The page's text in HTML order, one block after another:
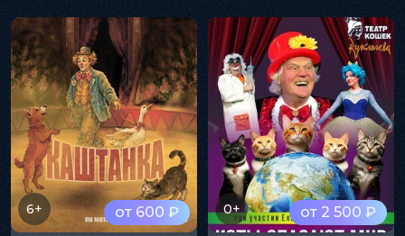
от 600 ₽
6+ от 2 500 ₽
0+